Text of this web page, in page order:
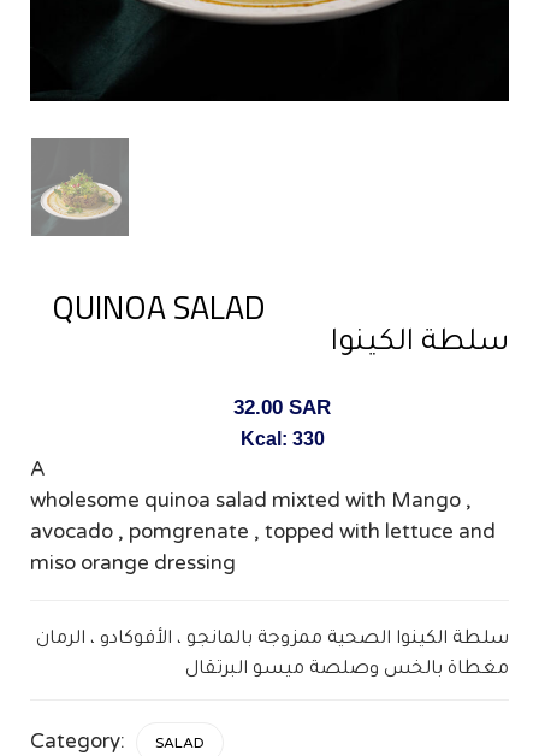
QUINOA SALAD
سلطة الكينوا
32.00 SAR
Kcal: 330
A
wholesome quinoa salad mixted with Mango ,
avocado , pomgrenate , topped with lettuce and
miso orange dressing
سلطة الكينوا الصحية ممزوجة بالمانجو ، الأفوكادو ، الرمان
مغطاة بالخس وصلصة ميسو البرتقال
Category: SALAD